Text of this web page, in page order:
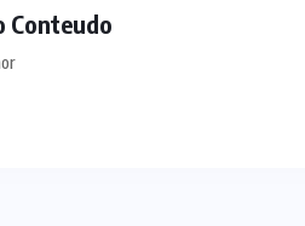
Conteudo